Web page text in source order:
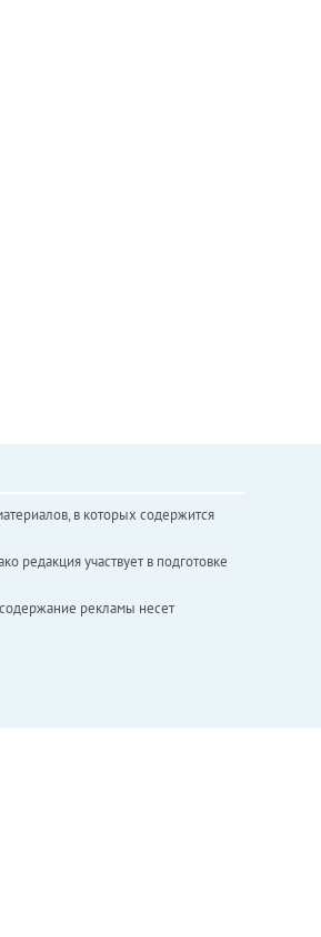
в которых содержится
редакция участвует в подготовке
содержание рекламы несет